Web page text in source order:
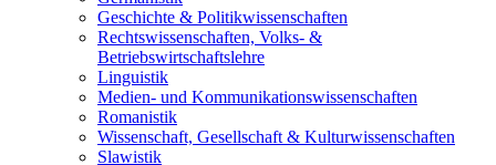
Geschichte & Politikwissenschaften
Rechtswissenschaften, Volks- &
Betriebswirtschaftslehre
Linguistik
Medien- und Kommunikationswissenschaften
Romanistik
Wissenschaft, Gesellschaft & Kulturwissenschaften
Slawistik